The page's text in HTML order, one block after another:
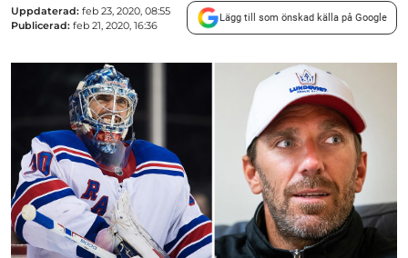
Uppdaterad: feb 23, 2020, 08:55
Publicerad: feb 21, 2020, 16:36
Lägg till som önskad källa på Google